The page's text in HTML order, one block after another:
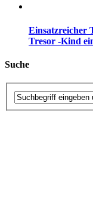
Einsatzreicher
Tresor -Kind
Suche